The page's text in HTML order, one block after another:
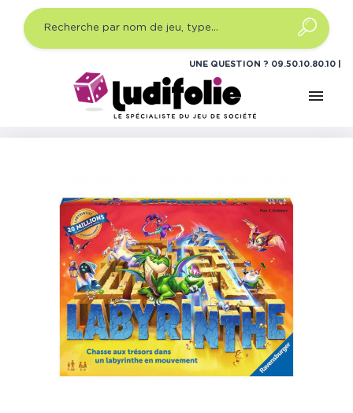
UNE QUESTION ? 09.50.10.80.10
menu
Jeux de société
Jeux de société famille